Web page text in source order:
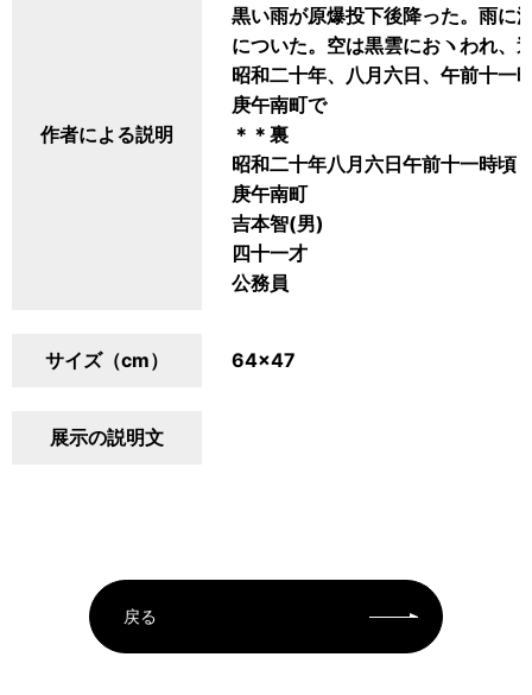
作者による説明
黒い雨が原爆投下後降った。雨に
についた。空は黒雲におヽわれ、
昭和二十年、八月六日、午前十一
庚午南町で
＊＊裏
昭和二十年八月六日午前十一時頃
庚午南町
吉本智(男)
四十一才
公務員
サイズ（cm） 64×47
展示の説明文
戻る